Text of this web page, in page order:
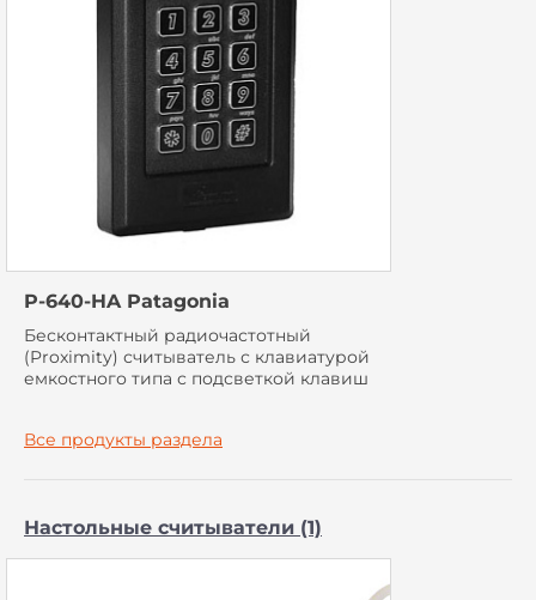
P-640-HA Patagonia
Бесконтактный радиочастотный
(Proximity) считыватель с клавиатурой
емкостного типа с подсветкой клавиш
Все продукты раздела
Настольные считыватели (1)